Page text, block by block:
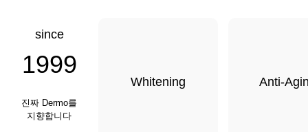
since
1999
진짜 Dermo를
지향합니다
Whitening Anti-